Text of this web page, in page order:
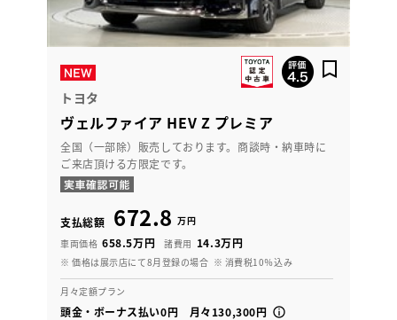
トヨタ
ヴェルファイア HEV Z プレミア
全国（一部除）販売しております。商談時・納車時に
ご来店頂ける方限定です。
支払総額 672.8 万円
車両価格 658.5万円 諸費用 14.3万円
※ 価格は展示店にて8月登録の場合 ※ 消費税10％込み
月々定額プラン
頭金・ボーナス払い0円 月々130,300円